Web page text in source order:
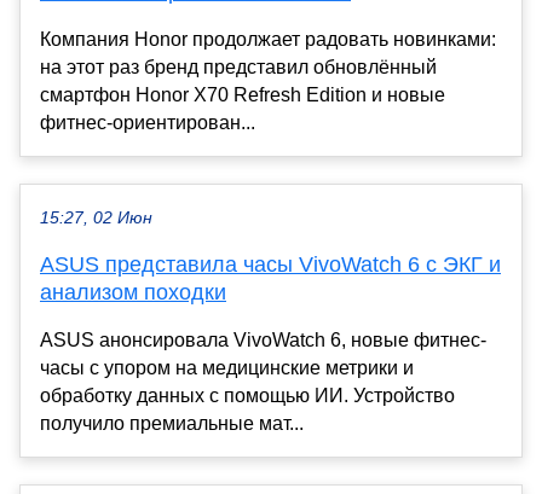
Компания Honor продолжает радовать новинками:
на этот раз бренд представил обновлённый
смартфон Honor X70 Refresh Edition и новые
фитнес‑ориентирован...
15:27, 02 Июн
ASUS представила часы VivoWatch 6 с ЭКГ и
анализом походки
ASUS анонсировала VivoWatch 6, новые фитнес-
часы с упором на медицинские метрики и
обработку данных с помощью ИИ. Устройство
получило премиальные мат...